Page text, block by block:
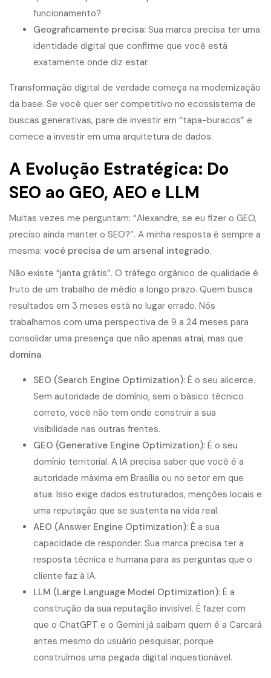
funcionamento?
Geograficamente precisa: Sua marca precisa ter uma
identidade digital que confirme que você está
exatamente onde diz estar.
Transformação digital de verdade começa na modernização
da base. Se você quer ser competitivo no ecossistema de
buscas generativas, pare de investir em “tapa-buracos” e
comece a investir em uma arquitetura de dados.
A Evolução Estratégica: Do
SEO ao GEO, AEO e LLM
Muitas vezes me perguntam: “Alexandre, se eu fizer o GEO,
preciso ainda manter o SEO?”. A minha resposta é sempre a
mesma: você precisa de um arsenal integrado.
Não existe “janta grátis”. O tráfego orgânico de qualidade é
fruto de um trabalho de médio a longo prazo. Quem busca
resultados em 3 meses está no lugar errado. Nós
trabalhamos com uma perspectiva de 9 a 24 meses para
consolidar uma presença que não apenas atrai, mas que
domina.
SEO (Search Engine Optimization): É o seu alicerce.
Sem autoridade de domínio, sem o básico técnico
correto, você não tem onde construir a sua
visibilidade nas outras frentes.
GEO (Generative Engine Optimization): É o seu
domínio territorial. A IA precisa saber que você é a
autoridade máxima em Brasília ou no setor em que
atua. Isso exige dados estruturados, menções locais e
uma reputação que se sustenta na vida real.
AEO (Answer Engine Optimization): É a sua
capacidade de responder. Sua marca precisa ter a
resposta técnica e humana para as perguntas que o
cliente faz à IA.
LLM (Large Language Model Optimization): É a
construção da sua reputação invisível. É fazer com
que o ChatGPT e o Gemini já saibam quem é a Carcará
antes mesmo do usuário pesquisar, porque
construímos uma pegada digital inquestionável.